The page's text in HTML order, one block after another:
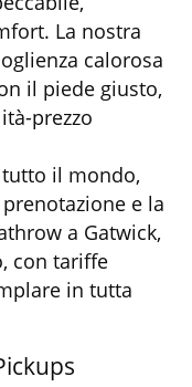
La nostra
calorosa
il piede giusto,
prezzo
il mondo,
e la
a Gatwick,
con tariffe
in tutta